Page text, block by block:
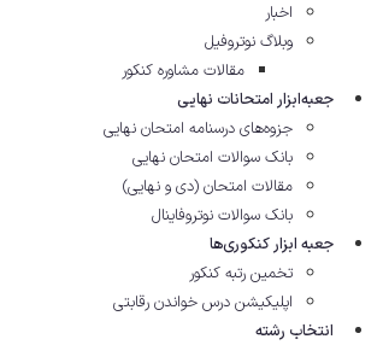
اخبار
وبلاگ نوتروفیل
مقالات مشاوره‌ کنکور
جعبه‌ابزار امتحانات نهایی
جزوه‌های درسنامه امتحان نهایی
بانک سوالات امتحان نهایی
مقالات امتحان (دی و نهایی)
بانک سوالات نوتروفاینال
جعبه ابزار کنکوری‌ها
تخمین رتبه کنکور
اپلیکیشن درس خواندن رقابتی
انتخاب رشته